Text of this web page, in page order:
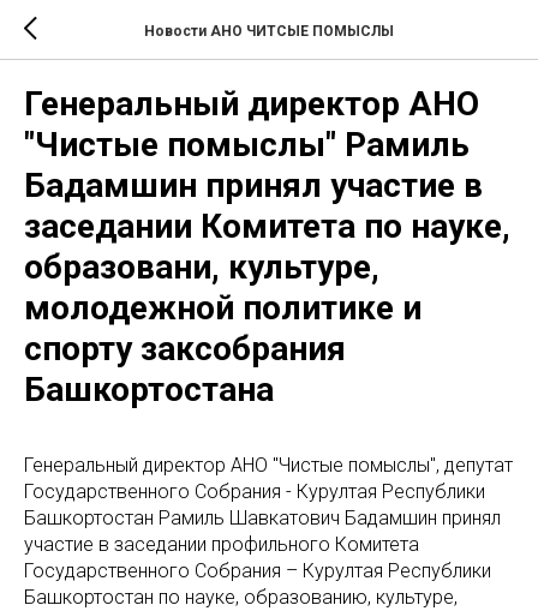
Новости АНО ЧИТСЫЕ ПОМЫСЛЫ
Генеральный директор АНО
"Чистые помыслы" Рамиль
Бадамшин принял участие в
заседании Комитета по науке,
образовани, культуре,
молодежной политике и
спорту заксобрания
Башкортостана
Генеральный директор АНО "Чистые помыслы", депутат
Государственного Собрания - Курултая Республики
Башкортостан Рамиль Шавкатович Бадамшин принял
участие в заседании профильного Комитета
Государственного Собрания – Курултая Республики
Башкортостан по науке, образованию, культуре,